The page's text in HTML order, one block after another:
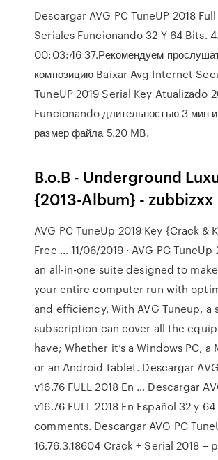
Descargar AVG PC TuneUP 2018
Seriales Funcionando 32 Y 64 Bits.
00:03:46 37.Рекомендуем
композицию Baixar Avg Internet
TuneUP 2019 Serial Key Atualizado
Funcionando длительностью 3 мин и
размер файла 5.20 MB.
B.o.B - Underground
{2013-Album} - zubbizxx
AVG PC TuneUp 2019 Key {Crack &
Free … 11/06/2019 · AVG PC TuneUp
an all-in-one suite designed to
your entire computer run with
and efficiency. With AVG Tuneup, a
subscription can cover all the
have; Whether it’s a Windows PC, a
or an Android tablet. Descargar
v16.76 FULL 2018 En … Descargar
v16.76 FULL 2018 En Español 32 y
comments. Descargar AVG PC
16.76.3.18604 Crack + Serial 2018 –